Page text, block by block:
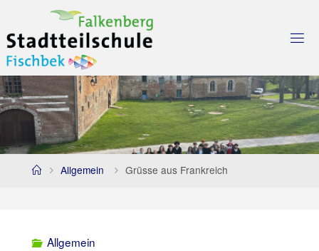
to
content
HomeAllgemein Grüsse aus Frankreich
Allgemein